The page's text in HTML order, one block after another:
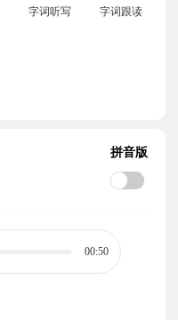
字词听写 字词跟读
拼音版
00:50